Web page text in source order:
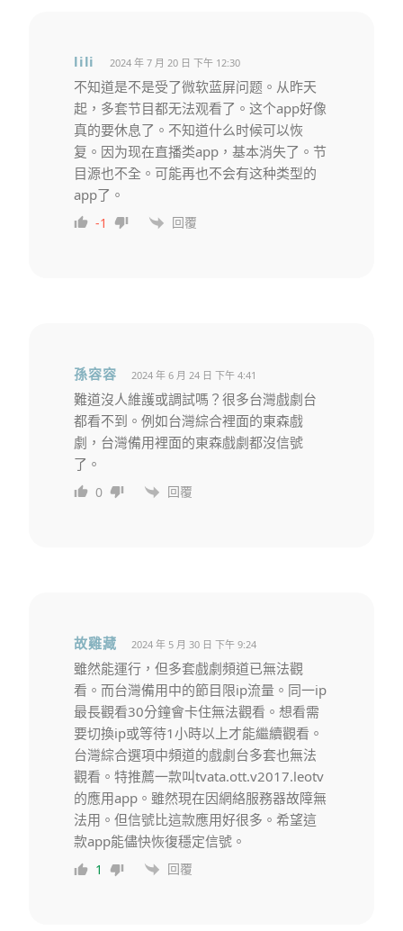
lili 2024 年 7 月 20 日 下午 12:30
不知道是不是受了微软蓝屏问题。从昨天
起，多套节目都无法观看了。这个app好像
真的要休息了。不知道什么时候可以恢
复。因为现在直播类app，基本消失了。节
目源也不全。可能再也不会有这种类型的
app了。
-1 回覆
孫容容 2024 年 6 月 24 日 下午 4:41
難道沒人維護或調試嗎？很多台灣戲劇台
都看不到。例如台灣綜合裡面的東森戲
劇，台灣備用裡面的東森戲劇都沒信號
了。
0 回覆
故雞藏 2024 年 5 月 30 日 下午 9:24
雖然能運行，但多套戲劇頻道已無法觀
看。而台灣備用中的節目限ip流量。同一ip
最長觀看30分鐘會卡住無法觀看。想看需
要切換ip或等待1小時以上才能繼續觀看。
台灣綜合選項中頻道的戲劇台多套也無法
觀看。特推薦一款叫tvata.ott.v2017.leotv
的應用app。雖然現在因網絡服務器故障無
法用。但信號比這款應用好很多。希望這
款app能儘快恢復穩定信號。
1 回覆